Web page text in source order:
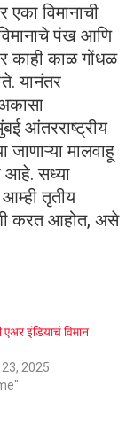
एका विमानाची
पंख आणि
काही काळ गोंधळ
यानंतर
आंतरराष्ट्रीय
जाणाऱ्या मालवाहू
आहे. सध्या
तृतीय
करत आहोत, असे
एअर इंडियाचं विमान
2025